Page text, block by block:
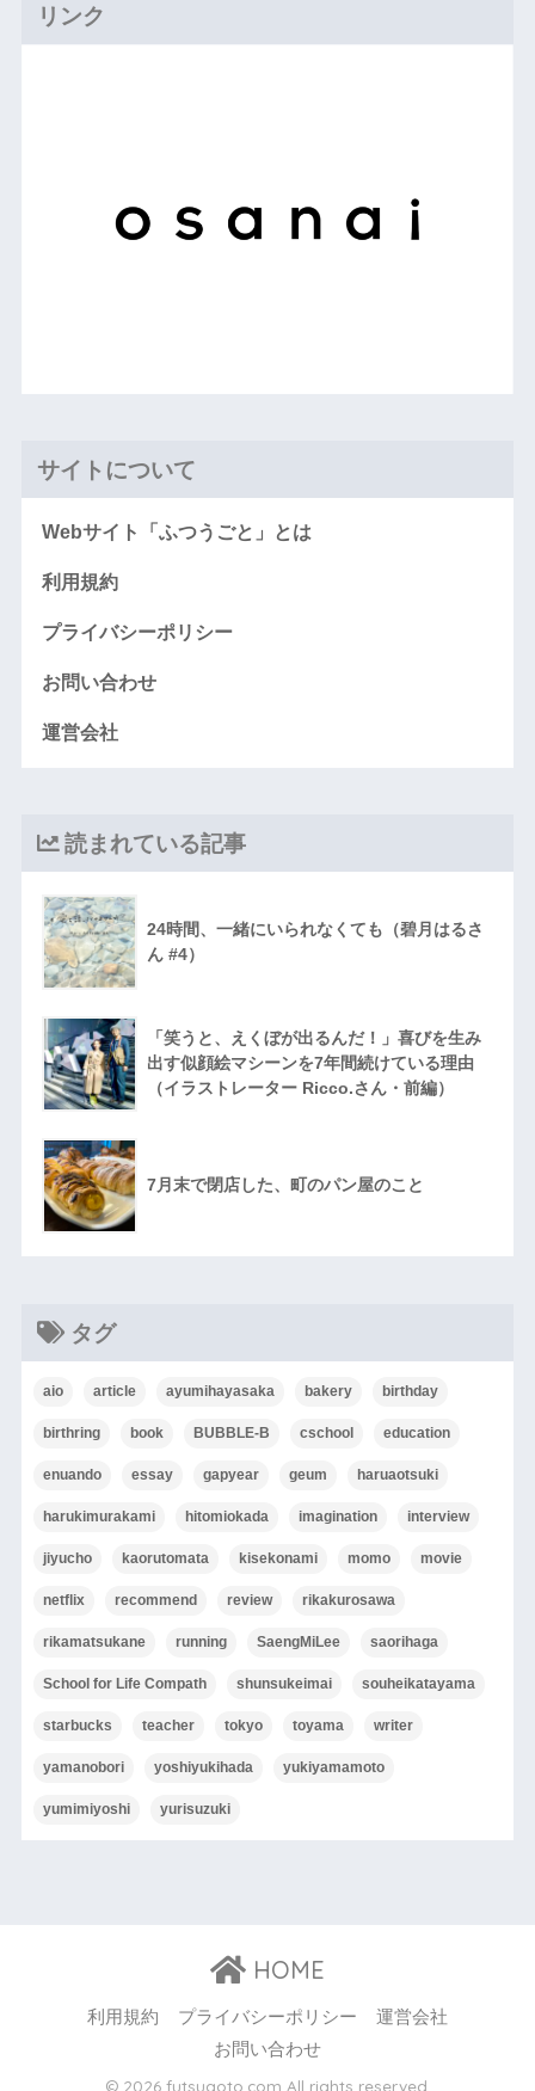
リンク
サイトについて
Webサイト「ふつうごと」とは
利用規約
プライバシーポリシー
お問い合わせ
運営会社
読まれている記事
24時間、一緒にいられなくても（碧月はるさ
ん #4）
「笑うと、えくぼが出るんだ！」喜びを生み
出す似顔絵マシーンを7年間続けている理由
（イラストレーター Ricco.さん・前編）
7月末で閉店した、町のパン屋のこと
タグ
aio article ayumihayasaka bakery birthday
birthring book BUBBLE-B cschool education
enuando essay gapyear geum haruaotsuki
harukimurakami hitomiokada imagination interview
jiyucho kaorutomata kisekonami momo movie
netflix recommend review rikakurosawa
rikamatsukane running SaengMiLee saorihaga
School for Life Compath shunsukeimai souheikatayama
starbucks teacher tokyo toyama writer
yamanobori yoshiyukihada yukiyamamoto
yumimiyoshi yurisuzuki
HOME
利用規約 プライバシーポリシー
運営会社
お問い合わせ
© 2026 futsugoto.com All rights reserved.